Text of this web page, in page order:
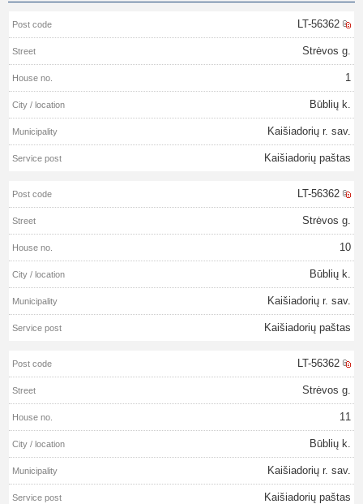
LT-56362
Strėvos g.
1
Būblių k.
Kaišiadorių r. sav.
Kaišiadorių paštas
LT-56362
Strėvos g.
10
Būblių k.
Kaišiadorių r. sav.
Kaišiadorių paštas
LT-56362
Strėvos g.
11
Būblių k.
Kaišiadorių r. sav.
Kaišiadorių paštas